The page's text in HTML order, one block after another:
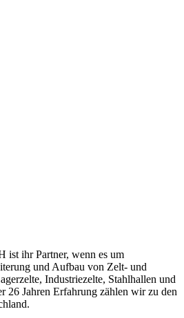
ist ihr Partner, wenn es um
und Aufbau von Zelt- und
Industriezelte, Stahlhallen und
26 Jahren Erfahrung zählen wir zu den